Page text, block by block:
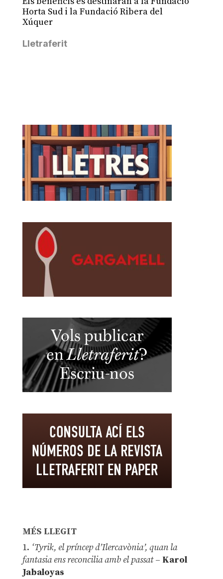
Horta Sud i la Fundació Ribera del
Xúquer
Lletraferit
MÉS LLEGIT
1. ‘Tyrik, el príncep d’Ilercavònia’, quan la
fantasia ens reconcilia amb el passat– Karol
Jabaloyas